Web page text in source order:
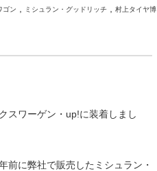
ゴン ミシュラン・グッドリッチ,
村上タイヤ博
スワーゲン・up!に装着しまし
前に弊社で販売したミシュラン・